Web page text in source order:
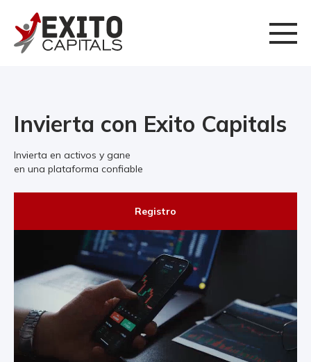
Invierta con Exito Capitals
Invierta en activos y gane
en una plataforma confiable
Registro